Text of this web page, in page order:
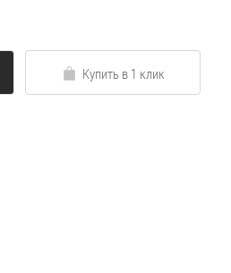
Купить в 1 клик